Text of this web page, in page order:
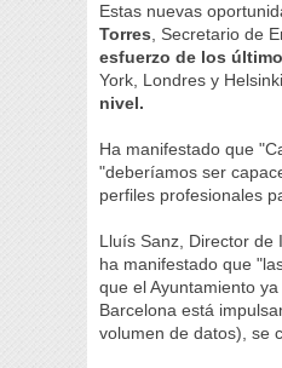
Estas nuevas
Torres , Secretario de
esfuerzo de los
York, Londres y
nivel.
Ha manifestado que
"deberíamos ser
perfiles profesionales
Lluís Sanz, Director de
ha manifestado que
que el Ayuntamiento
Barcelona está
volumen de datos), se